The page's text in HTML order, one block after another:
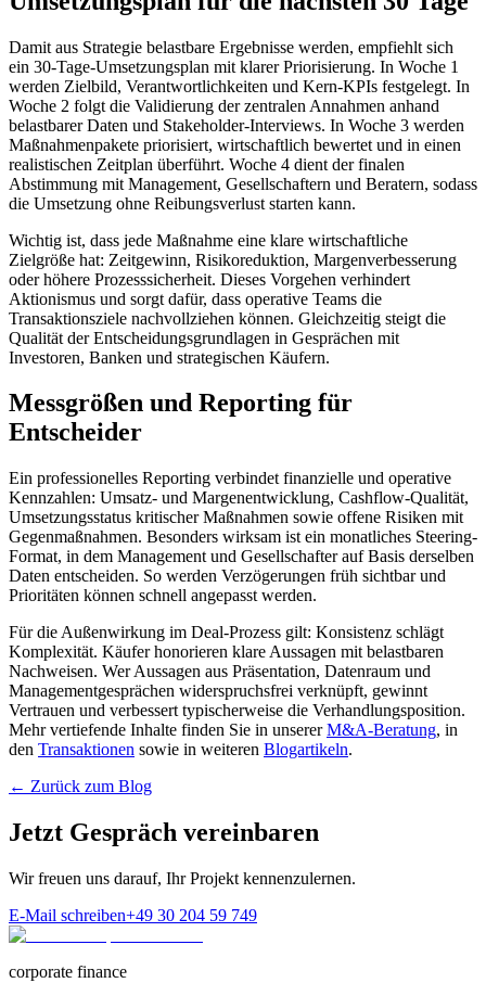
Damit aus Strategie belastbare Ergebnisse werden, empfiehlt sich
ein 30-Tage-Umsetzungsplan mit klarer Priorisierung. In Woche 1
werden Zielbild, Verantwortlichkeiten und Kern-KPIs festgelegt. In
Woche 2 folgt die Validierung der zentralen Annahmen anhand
belastbarer Daten und Stakeholder-Interviews. In Woche 3 werden
Maßnahmenpakete priorisiert, wirtschaftlich bewertet und in einen
realistischen Zeitplan überführt. Woche 4 dient der finalen
Abstimmung mit Management, Gesellschaftern und Beratern, sodass
die Umsetzung ohne Reibungsverlust starten kann.
Wichtig ist, dass jede Maßnahme eine klare wirtschaftliche
Zielgröße hat: Zeitgewinn, Risikoreduktion, Margenverbesserung
oder höhere Prozesssicherheit. Dieses Vorgehen verhindert
Aktionismus und sorgt dafür, dass operative Teams die
Transaktionsziele nachvollziehen können. Gleichzeitig steigt die
Qualität der Entscheidungsgrundlagen in Gesprächen mit
Investoren, Banken und strategischen Käufern.
Messgrößen und Reporting für
Entscheider
Ein professionelles Reporting verbindet finanzielle und operative
Kennzahlen: Umsatz- und Margenentwicklung, Cashflow-Qualität,
Umsetzungsstatus kritischer Maßnahmen sowie offene Risiken mit
Gegenmaßnahmen. Besonders wirksam ist ein monatliches Steering-
Format, in dem Management und Gesellschafter auf Basis derselben
Daten entscheiden. So werden Verzögerungen früh sichtbar und
Prioritäten können schnell angepasst werden.
Für die Außenwirkung im Deal-Prozess gilt: Konsistenz schlägt
Komplexität. Käufer honorieren klare Aussagen mit belastbaren
Nachweisen. Wer Aussagen aus Präsentation, Datenraum und
Managementgesprächen widerspruchsfrei verknüpft, gewinnt
Vertrauen und verbessert typischerweise die Verhandlungsposition.
Mehr vertiefende Inhalte finden Sie in unsererM&A-Beratung, in
den Transaktionen sowie in weiteren Blogartikeln.
← Zurück zum Blog
Jetzt Gespräch vereinbaren
Wir freuen uns darauf, Ihr Projekt kennenzulernen.
E-Mail schreiben+49 30 204 59 749
corporate finance